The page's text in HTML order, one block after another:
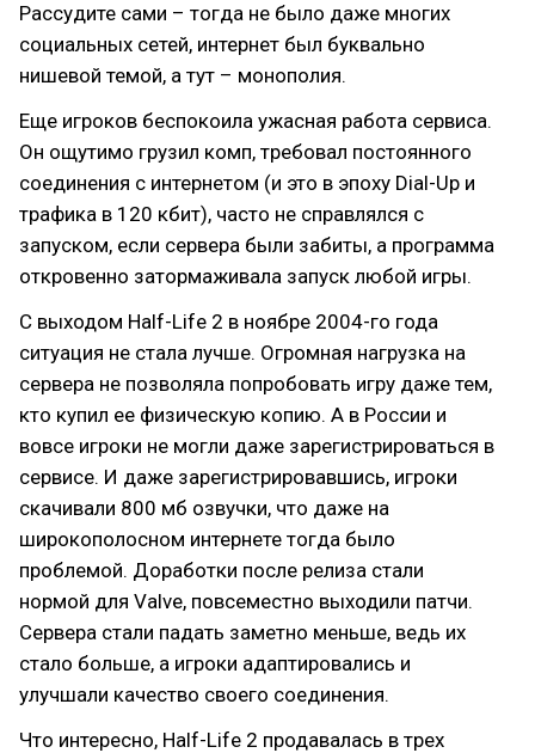
Рассудите сами – тогда не было даже многих
социальных сетей, интернет был буквально
нишевой темой, а тут – монополия.
Еще игроков беспокоила ужасная работа сервиса.
Он ощутимо грузил комп, требовал постоянного
соединения с интернетом (и это в эпоху Dial-Up и
трафика в 120 кбит), часто не справлялся с
запуском, если сервера были забиты, а программа
откровенно затормаживала запуск любой игры.
С выходом Half-Life 2 в ноябре 2004-го года
ситуация не стала лучше. Огромная нагрузка на
сервера не позволяла попробовать игру даже тем,
кто купил ее физическую копию. А в России и
вовсе игроки не могли даже зарегистрироваться в
сервисе. И даже зарегистрировавшись, игроки
скачивали 800 мб озвучки, что даже на
широкополосном интернете тогда было
проблемой. Доработки после релиза стали
нормой для Valve, повсеместно выходили патчи.
Сервера стали падать заметно меньше, ведь их
стало больше, а игроки адаптировались и
улучшали качество своего соединения.
Что интересно, Half-Life 2 продавалась в трех